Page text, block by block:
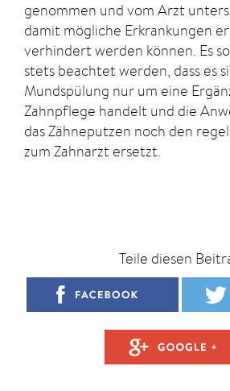
genommen und vom Arzt
damit mögliche Erkrankungen
verhindert werden können. Es
stets beachtet werden, dass es
Mundspülung nur um eine
Zahnpflege handelt und die
das Zähneputzen noch den
zum Zahnarzt ersetzt.
Teile diesen